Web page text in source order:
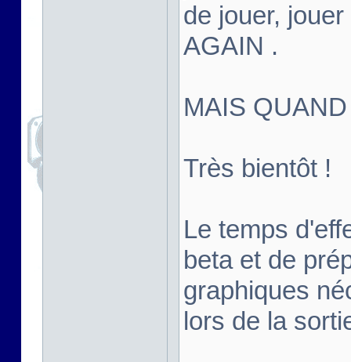
de jouer,
AGAIN .
MAIS
Très bientôt !
Le temps
beta et de
graphiques
lors de la